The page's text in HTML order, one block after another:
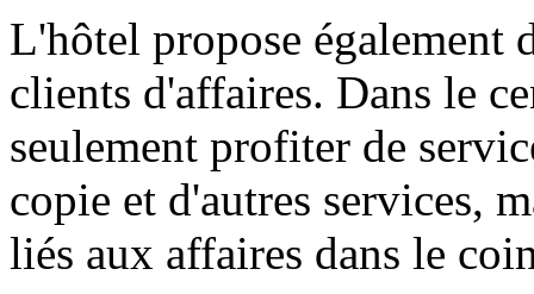
L'hôtel propose également
clients d'affaires. Dans le
seulement profiter de
copie et d'autres services,
liés aux affaires dans le